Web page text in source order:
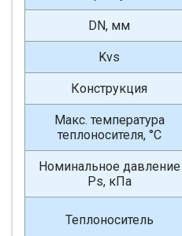
DN, мм
Kvs
Конструкция
Макс. температура
теплоносителя, °С
Номинальное давление
Ps, кПа
Теплоноситель